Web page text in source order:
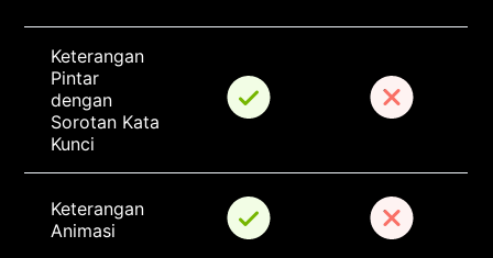
Keterangan
Pintar
dengan
Sorotan Kata
Kunci
Keterangan
Animasi